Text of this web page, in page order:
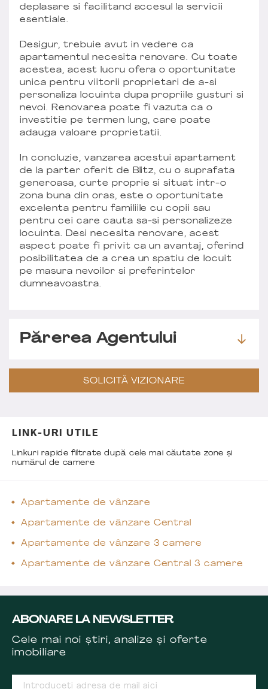
deplasare si facilitand accesul la servicii
esentiale.
Desigur, trebuie avut in vedere ca
apartamentul necesita renovare. Cu toate
acestea, acest lucru ofera o oportunitate
unica pentru viitorii proprietari de a-si
personaliza locuinta dupa propriile gusturi si
nevoi. Renovarea poate fi vazuta ca o
investitie pe termen lung, care poate
adauga valoare proprietatii.
In concluzie, vanzarea acestui apartament
de la parter oferit de Blitz, cu o suprafata
generoasa, curte proprie si situat intr-o
zona buna din oras, este o oportunitate
excelenta pentru familiile cu copii sau
pentru cei care cauta sa-si personalizeze
locuinta. Desi necesita renovare, acest
aspect poate fi privit ca un avantaj, oferind
posibilitatea de a crea un spatiu de locuit
pe masura nevoilor si preferintelor
dumneavoastra.
Părerea Agentului
SOLICITĂ VIZIONARE
LINK-URI UTILE
Linkuri rapide filtrate după cele mai căutate zone și
numărul de camere
Apartamente de vânzare
Apartamente de vânzare Central
Apartamente de vânzare 3 camere
Apartamente de vânzare Central 3 camere
ABONARE LA NEWSLETTER
Cele mai noi știri, analize și oferte
imobiliare